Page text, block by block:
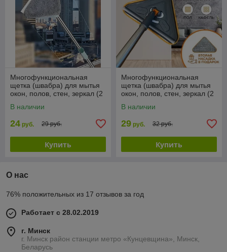
Многофункциональная
щетка (швабра) для мытья
окон, полов, стен, зеркал (2
17х17х21см
В наличии
24 руб. 29 руб.
Купить
Многофункциональная
щетка (швабра) для мытья
окон, полов, стен, зеркал (2
20х20х26см
В наличии
29 руб. 32 руб.
Купить
О нас
76% положительных из 17 отзывов за год
Работает с 28.02.2019
г. Минск
г. Минск район станции метро «Кунцевщина», Минск,
Беларусь